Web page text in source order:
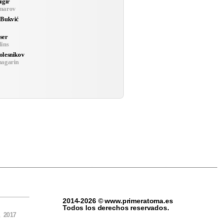
2017
2014-2026 © www.primeratoma.es
Todos los derechos reservados.